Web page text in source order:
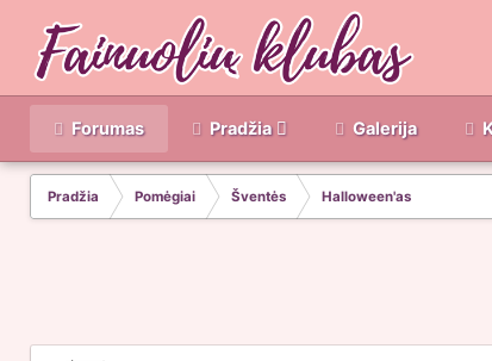
Forumas Pradžia Galerija
Pradžia Pomėgiai Šventės Halloween'as